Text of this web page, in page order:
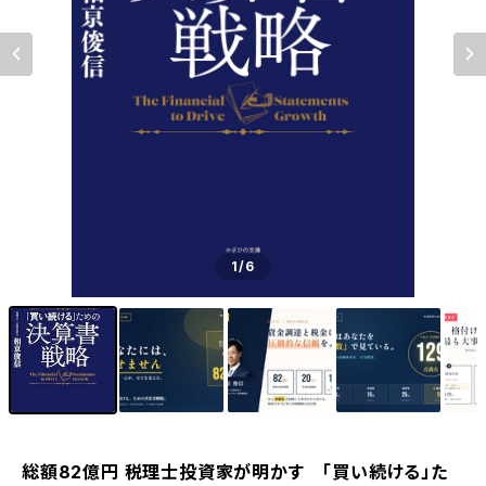
1/6
総額82億円 税理士投資家が明かす 「買い続ける」た